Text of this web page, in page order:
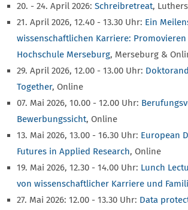
20. - 24. April 2026: Schreibretreat,
21. April 2026, 12.40 - 13.30 Uhr: Ein
wissenschaftlichen Karriere:
Hochschule Merseburg, Merseburg &
29. April 2026, 12.00 - 13.00 Uhr:
Together, Online
07. Mai 2026, 10.00 - 12.00 Uhr:
Bewerbungssicht, Online
13. Mai 2026, 13.00 - 16.30 Uhr: European
Futures in Applied Research, Online
19. Mai 2026, 12.30 - 14.00 Uhr: Lunch
von wissenschaftlicher Karriere und
27. Mai 2026: 12.00 - 13.30 Uhr: Data